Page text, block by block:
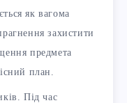
як вагома
захистити
предмета
план.
Під час